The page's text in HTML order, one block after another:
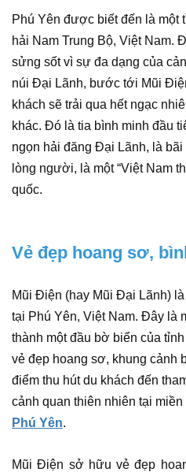
Phú Yên được biết đến là một
hải Nam Trung Bộ, Việt Nam.
sửng sốt vì sự đa dạng của
núi Đại Lãnh, bước tới Mũi
khách sẽ trải qua hết ngạc
khác. Đó là tia bình minh đầu
ngọn hải đăng Đại Lãnh, là
lòng người, là một “Việt Nam
quốc.
Vẻ đẹp hoang sơ,
Mũi Điện (hay Mũi Đại Lãnh)
tại Phú Yên, Việt Nam. Đây là
thành một đầu bờ biển của
vẻ đẹp hoang sơ, khung cảnh
điểm thu hút du khách đến
cảnh quan thiên nhiên tại
Phú Yên.
Mũi Điện sở hữu vẻ đẹp